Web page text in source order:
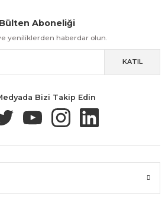
& Değişim Güvenli Alışveriş
/ Havale İle Alışveriş Kolay İade & Değişim
Aboneliği
yeniliklerden haberdar olun.
KATIL
Bizi Takip Edin